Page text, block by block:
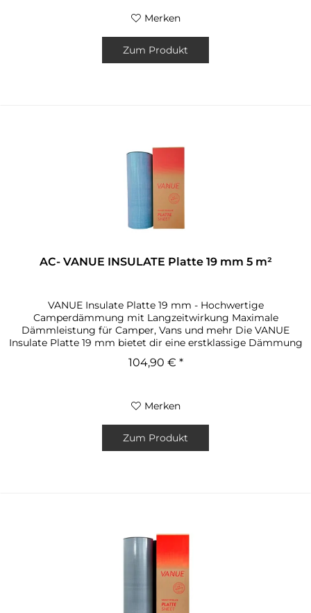
Merken
Zum Produkt
AC- VANUE INSULATE Platte 19 mm 5 m²
VANUE Insulate Platte 19 mm - Hochwertige
Camperdämmung mit Langzeitwirkung Maximale
Dämmleistung für Camper, Vans und mehr Die VANUE
Insulate Platte 19 mm bietet dir eine erstklassige Dämmung
für dein mobiles Zuhause. Entwickelt für den...
104,90 € *
Merken
Zum Produkt